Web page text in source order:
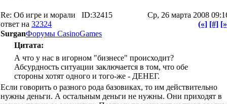
Re: Об игре и морали
ID:32415
ответ на 32324
Ср, 26 марта 2008
(«] [#]
SurganФорумы CasinoGames
Цитата:
А что у нас в игорном "бизнесе" происходит?
Абсурдность ситуации заключается в том, что обе
стороны хотят одного и того-же - ДЕНЕГ.
Если говорить о разного рода базовиках, то им действительно
нужны деньги. А остальным деньги не нужны. Они приходят в